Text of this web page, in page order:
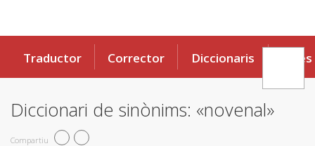
Traductor Corrector Diccionaris Eines
Diccionari de sinònims: «novenal»
Compartiu